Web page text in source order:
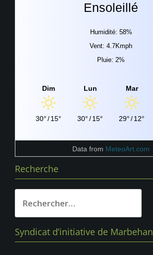
Ensoleillé
Humidité: 58%
Vent: 4.7Kmph
Pluie: 2%
Dim
30°/15°
Lun
30°/15°
Mar
29°/12°
Data from MeteoArt.com
Recherche
Syndicat d’initiative de Marbehan